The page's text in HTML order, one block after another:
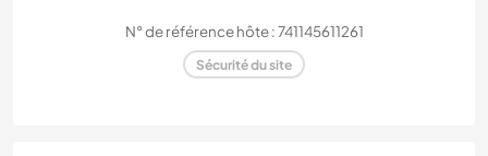
N° de référence hôte : 741145611261
Sécurité du site